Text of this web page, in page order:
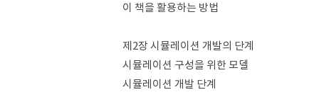
이 책을 활용하는 방법
제2장 시뮬레이션 개발의 단계
시뮬레이션 구성을 위한 모델
시뮬레이션 개발 단계